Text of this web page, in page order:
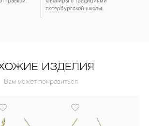
петербургской школы.
ИЗДЕЛИЯ
Вам может понравиться